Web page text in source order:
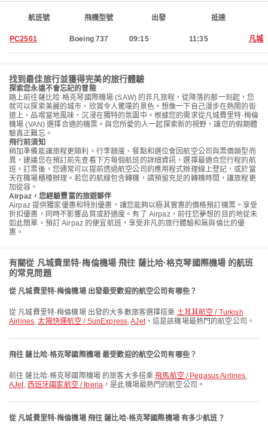
航班號 飛機型號 出發 抵達
PC2501 Boeing 737 09:15 11:35 凡城
找到最佳旅行並獲得完美的旅行體驗
探索您永遠不會忘記的冒險
踏上前往薩比哈·格克琴國際機場 (SAW) 的非凡旅程，從降落的那一刻起，您
就可以探索美麗的城市，欣賞令人驚嘆的景色。想像一下自己漫步在熱鬧的街
道上，品嚐當地風味，沉浸在獨特的氛圍中。根據您的需求從凡城費里特·梅倫
機場 (VAN) 選擇合適的機票。與您所愛的人一起探索新的視野，讓您的假期體
驗真正難忘。
飛行前須知
稍加準備能讓旅程更順利。行李額度、餐點和選位會因航空公司與票價類型而
異，建議您在預訂前先查看下方每個航班的詳細資訊，選擇最適合您行程的航
班。訂票後，您通常可以提前透過航空公司的應用程式辦理線上登記，或於當
天在機場櫃檯辦理。若您的航線包含轉機，請預留充足的轉機時間，讓旅程更
加從容。
Airpaz，您經驗豐富的旅遊夥伴
Airpaz 提供獨家優惠和特別優惠，讓您能夠以極其實惠的價格預訂機票。享受
折扣優惠，同時不影響品質或舒適度。有了 Airpaz，前往您夢想的目的地從未
如此簡單。預訂 Airpaz 的便宜航班，享受非凡的旅行體驗和無與倫比的優
惠。
有關從 凡城費里特·梅倫機場 飛往 薩比哈·格克琴國際機場 的航班
的常見問題
從 凡城費里特·梅倫機場 出發最受歡迎的航空公司有哪些？
從 凡城費里特·梅倫機場 出發的大多數旅客選擇搭乘 土耳其航空 / Turkish
Airlines,太陽快運航空 / SunExpress,AJet，這是該機場最熱門的航空公司。
飛往 薩比哈·格克琴國際機場 最受歡迎的航空公司有哪些？
前往 薩比哈·格克琴國際機場 的旅客大多搭乘飛馬航空 / Pegasus Airlines,
AJet, 西班牙國家航空 / Iberia ，是此機場最熱門的航空公司。
從 凡城費里特·梅倫機場 飛往 薩比哈·格克琴國際機場 有多少航班？